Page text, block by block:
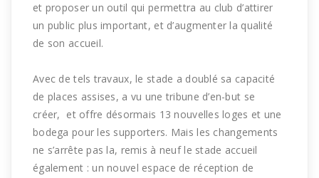
et proposer un outil qui permettra au club d’attirer
un public plus important, et d’augmenter la qualité
de son accueil.
Avec de tels travaux, le stade a doublé sa capacité
de places assises, a vu une tribune d’en-but se
créer, et offre désormais 13 nouvelles loges et une
bodega pour les supporters. Mais les changements
ne s’arrête pas la, remis à neuf le stade accueil
également : un nouvel espace de réception de